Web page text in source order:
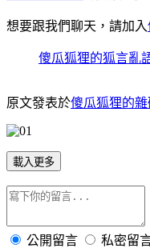
想要跟我們聊天，請加入
傻瓜狐狸的狐言亂
原文發表於傻瓜狐狸的雜
載入更多
公開留言 私密留